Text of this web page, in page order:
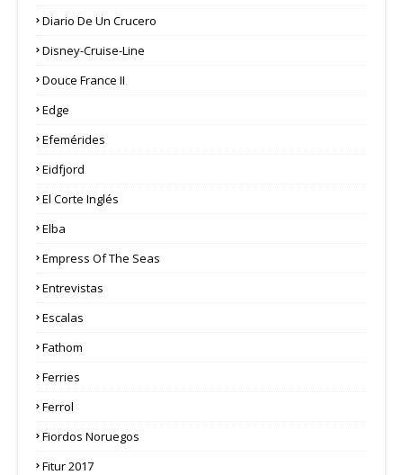
Diario De Un Crucero
Disney-Cruise-Line
Douce France II
Edge
Efemérides
Eidfjord
El Corte Inglés
Elba
Empress Of The Seas
Entrevistas
Escalas
Fathom
Ferries
Ferrol
Fiordos Noruegos
Fitur 2017